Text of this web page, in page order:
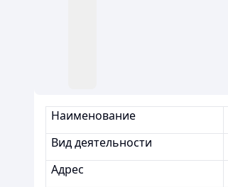
Наименование
Вид деятельности
Адрес